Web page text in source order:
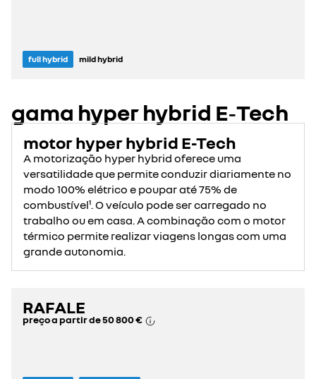
full hybrid mild hybrid
gama hyper hybrid E‑Tech
motor hyper hybrid E-Tech
A motorização hyper hybrid oferece uma
versatilidade que permite conduzir diariamente no
modo 100% elétrico e poupar até 75% de
combustível¹. O veículo pode ser carregado no
trabalho ou em casa. A combinação com o motor
térmico permite realizar viagens longas com uma
grande autonomia.
RAFALE
preço a partir de50 800 €